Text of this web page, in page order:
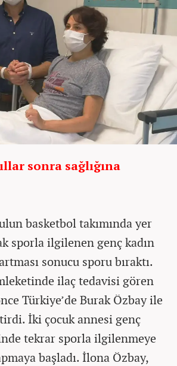
sonra sağlığına
basketbol takımında yer
sporla ilgilenen genç kadın
sonucu sporu bıraktı.
ilaç tedavisi gören
Türkiye’de Burak Özbay ile
İki çocuk annesi genç
tekrar sporla ilgilenmeye
başladı. İlona Özbay,